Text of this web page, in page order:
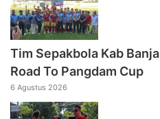
Tim Sepakbola Kab
Road To Pangdam Cup
6 Agustus 2026